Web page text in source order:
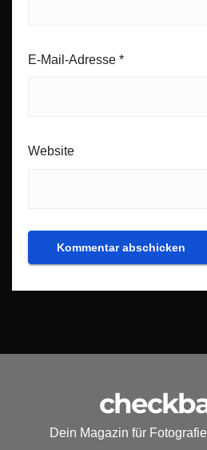
E-Mail-Adresse *
Website
Dein Magazin für